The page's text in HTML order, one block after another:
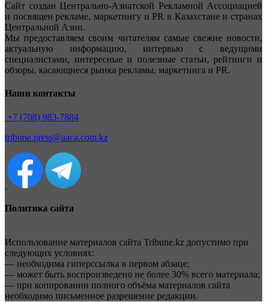
Сайт создан Центрально-Азиатской Рекламной Ассоциацией
и посвящен рекламе, маркетингу и PR в Казахстане и странах
Центральной Азии.
Мы предоставляем своим читателям самые свежие новости,
актуальную информацию, интервью с ведущими
специалистами, интересные и полезные статьи, рейтинги и
обзоры, касающиеся рынка рекламы, маркетинга и PR.
Наши контакты
+7 (708) 983-7884
tribune.press@aaca.com.kz
Политика сайта
Использование материалов сайта Tribune.kz допустимо при
следующих условиях:
— необходима гиперссылка в первом абзаце;
— может быть воспроизведено не более 30% всего материала;
— при копировании полного объёма материалов сайта
необходимо письменное разрешение редакции.